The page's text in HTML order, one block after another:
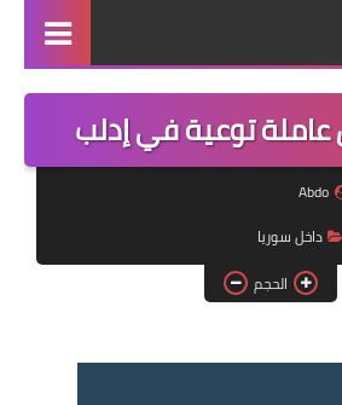
القائمة
مناقصات
فرص عمل في تركيا
فرص عمل في العراق
توعية في إدلب
Abdo
داخل سوريا
الحجم